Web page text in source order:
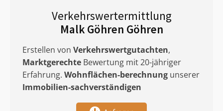
Verkehrswertermittlung
Malk Göhren Göhren
Erstellen von Verkehrswertgutachten,
Marktgerechte Bewertung mit 20-jähriger
Erfahrung. Wohnflächen-berechnung unserer
Immobilien-sachverständigen